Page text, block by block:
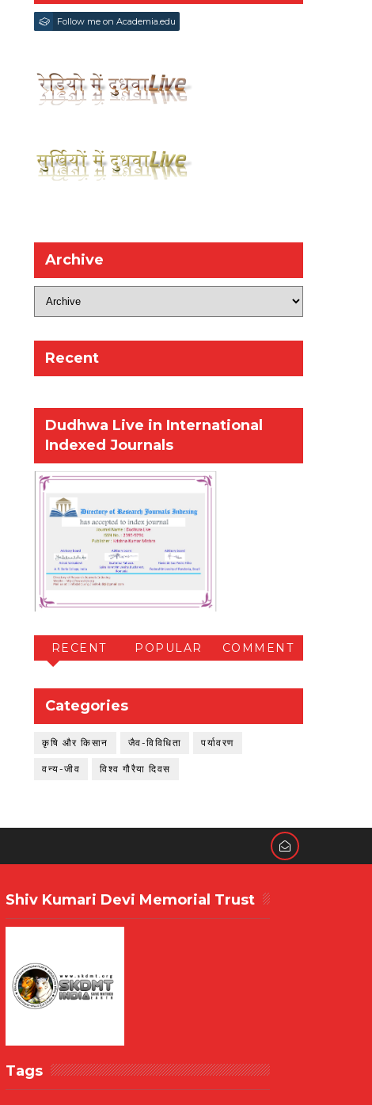
Follow me on Academia.edu
Archive
Recent
Dudhwa Live in International
Indexed Journals
RECENT POPULAR COMMENT
Categories
कृषि और किसान जैव-विविधिता पर्यावरण
वन्य-जीव विश्व गौरैया दिवस
Shiv Kumari Devi Memorial Trust
Tags